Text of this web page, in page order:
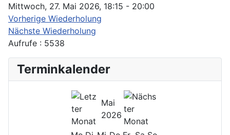
Mittwoch, 27. Mai 2026, 18:15 - 20:00
Vorherige Wiederholung
Nächste Wiederholung
Aufrufe : 5538
Terminkalender
Mai
2026